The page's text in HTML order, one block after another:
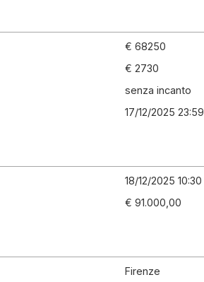
€ 68250
€ 2730
senza incanto
17/12/2025 23:59
18/12/2025 10:30
€ 91.000,00
Firenze